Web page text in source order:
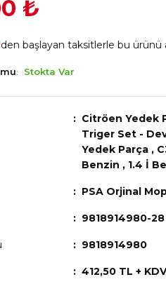
₺
'den başlayan taksitlerle bu ürünü
Stokta Var
Citröen Yedek
Triger Set -
Yedek Parça ,
Benzin , 1.4 İ
PSA Orjinal
9818914980-28
9818914980
412,50 TL + KDV